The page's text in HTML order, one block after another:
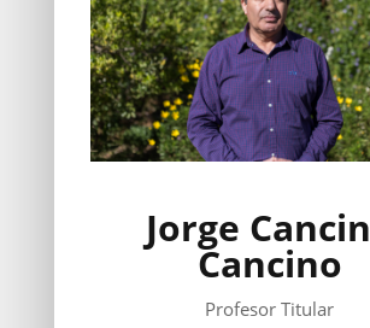
Jorge
Cancino
Profesor Titular